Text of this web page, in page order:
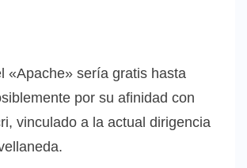
«Apache» sería gratis hasta
por su afinidad con
vinculado a la actual dirigencia